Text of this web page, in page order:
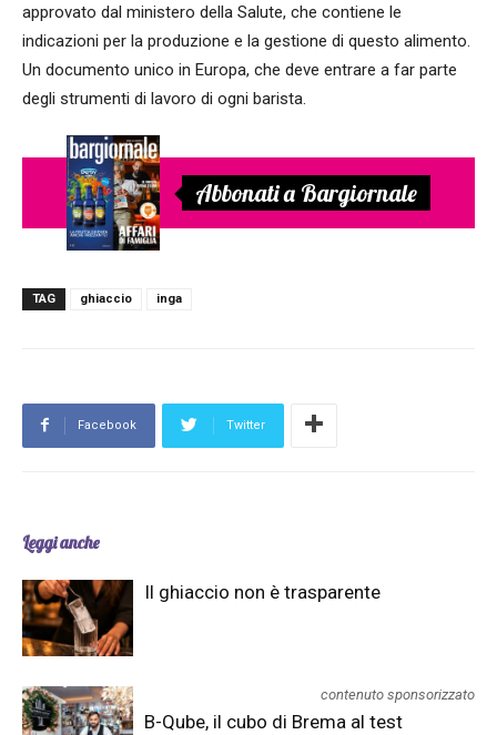
approvato dal ministero della Salute, che contiene le
indicazioni per la produzione e la gestione di questo alimento.
Un documento unico in Europa, che deve entrare a far parte
degli strumenti di lavoro di ogni barista.
Abbonati a Bargiornale
TAG ghiaccio inga
Facebook Twitter
Leggi anche
Il ghiaccio non è trasparente
contenuto sponsorizzato
B-Qube, il cubo di Brema al test